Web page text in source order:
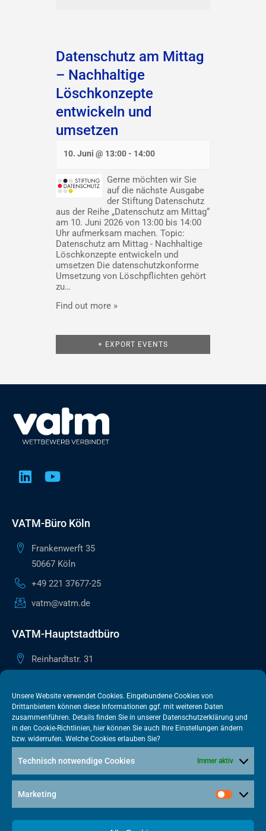
Unsere Website verwendet Cookies. Eingebundene Cookies von
Drittanbietern können diese Informationen ggf. mit weiteren Daten
zusammenführen. Details finden Sie in unserer Datenschutzerklärung und
in den Cookie-Richtlinien, hier können Sie auch Ihre Einstellungen ändern
bzw. widerrufen. Welche Cookies erlauben Sie?
Technisch notwendige Cookies Immer aktiv
Marketing
Datenschutz am Mittag
– Nachhaltige
Löschkonzepte
entwickeln und
umsetzen
10. Juni @ 13:00- 14:00
Gerne möchten wir Sie
auf die nächste Ausgabe
der Stiftung Datenschutz
aus der Reihe „Datenschutz am Mittag“
am 10. Juni 2026 von 13:00 bis 14:00
Uhr aufmerksam machen. Topic:
Datenschutz am Mittag - Nachhaltige
Löschkonzepte entwickeln und
umsetzen Die datenschutzkonforme
Umsetzung von Löschpflichten gehört
zu…
Find out more »
+ EXPORT EVENTS
VATM-Büro Köln
Frankenwerft 35
50667 Köln
+49 221 37677-25
vatm@vatm.de
VATM-Hauptstadtbüro
Reinhardtstr. 31
+49 30 505615-38
berlin@vatm.de
VATM-Büro Brüssel